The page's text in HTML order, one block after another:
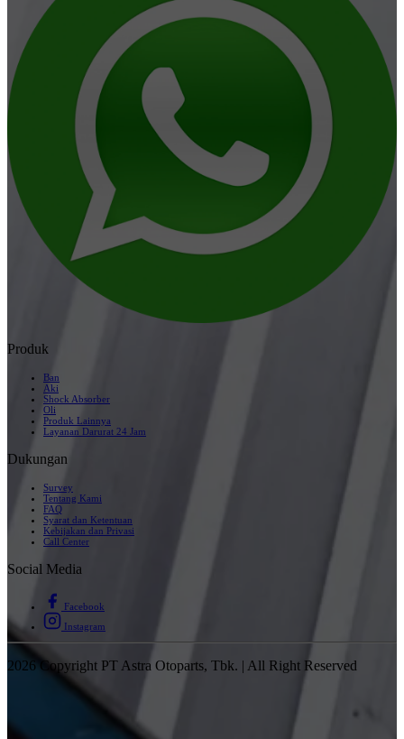
Produk
Ban
Aki
Shock Absorber
Oli
Produk Lainnya
Layanan Darurat 24 Jam
Dukungan
Survey
Tentang Kami
FAQ
Syarat dan Ketentuan
Kebijakan dan Privasi
Call Center
Social Media
Facebook
Instagram
2026 Copyright PT Astra Otoparts, Tbk. | All Right Reserved